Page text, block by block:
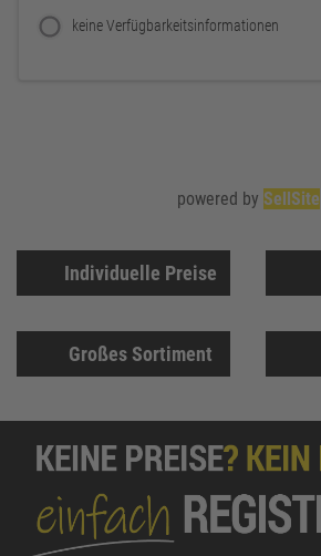
keine Verfügbarkeitsinformationen
Individuelle Preise
Großes Sortiment
powered by SellSite